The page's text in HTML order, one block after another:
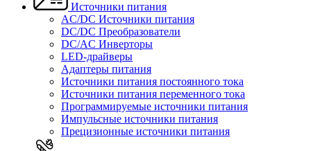
Источники питания
AC/DC Источники питания
DC/DC Преобразователи
DC/AC Инверторы
LED-драйверы
Адаптеры питания
Источники питания постоянного тока
Источники питания переменного тока
Программируемые источники питания
Импульсные источники питания
Прецизионные источники питания